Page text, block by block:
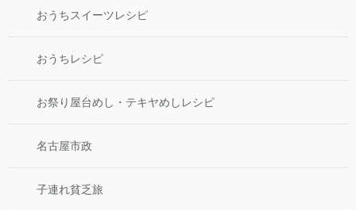
おうちスイーツレシピ
おうちレシピ
お祭り屋台めし・テキヤめしレシピ
名古屋市政
子連れ貧乏旅